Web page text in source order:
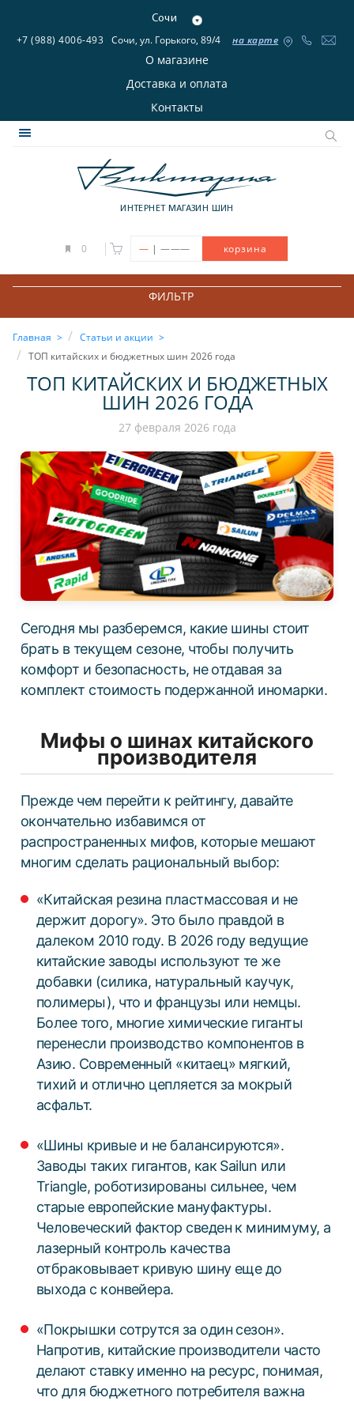
Сочи
+7 (988) 4006-493 Сочи, ул. Горького, 89/4 на карте
О магазине
Доставка и оплата
Контакты
ИНТЕРНЕТ МАГАЗИН ШИН
0 — | ——— корзина
ФИЛЬТР
Главная
Статьи и акции
ТОП китайских и бюджетных шин 2026 года
ТОП КИТАЙСКИХ И БЮДЖЕТНЫХ
ШИН 2026 ГОДА
27 февраля 2026 года
Сегодня мы разберемся, какие шины стоит
брать в текущем сезоне, чтобы получить
комфорт и безопасность, не отдавая за
комплект стоимость подержанной иномарки.
Мифы о шинах китайского
производителя
Прежде чем перейти к рейтингу, давайте
окончательно избавимся от
распространенных мифов, которые мешают
многим сделать рациональный выбор:
«Китайская резина пластмассовая и не
держит дорогу». Это было правдой в
далеком 2010 году. В 2026 году ведущие
китайские заводы используют те же
добавки (силика, натуральный каучук,
полимеры), что и французы или немцы.
Более того, многие химические гиганты
перенесли производство компонентов в
Азию. Современный «китаец» мягкий,
тихий и отлично цепляется за мокрый
асфальт.
«Шины кривые и не балансируются».
Заводы таких гигантов, как Sailun или
Triangle, роботизированы сильнее, чем
старые европейские мануфактуры.
Человеческий фактор сведен к минимуму, а
лазерный контроль качества
отбраковывает кривую шину еще до
выхода с конвейера.
«Покрышки сотрутся за один сезон».
Напротив, китайские производители часто
делают ставку именно на ресурс, понимая,
что для бюджетного потребителя важна